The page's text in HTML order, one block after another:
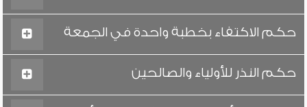
حكم الاكتفاء بخطبة واحدة في الجمعة
حكم النذر للأولياء والصالحين